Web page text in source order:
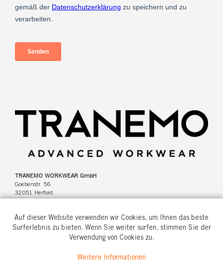
TRANEMO WORKWEAR GmbH
Goebenstr. 56
32051 Herford
Auf dieser Website verwenden wir Cookies, um Ihnen das beste
Surferlebnis zu bieten. Wenn Sie weiter surfen, stimmen Sie der
Verwendung von Cookies zu.
Weitere Informationen